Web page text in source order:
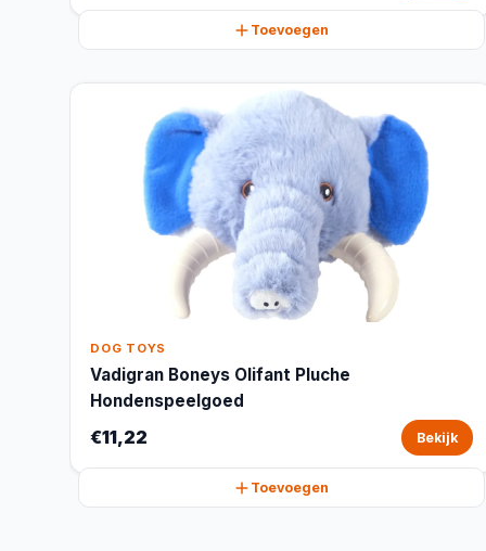
Toevoegen
DOG TOYS
Vadigran Boneys Olifant Pluche
Hondenspeelgoed
€11,22 Bekijk
Toevoegen